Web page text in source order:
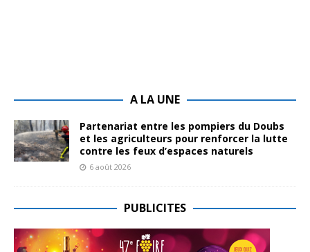
A LA UNE
Partenariat entre les pompiers du Doubs
et les agriculteurs pour renforcer la lutte
contre les feux d’espaces naturels
6 août 2026
PUBLICITES